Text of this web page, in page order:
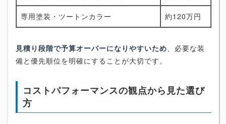
専用塗装・ツートンカラー 約120万円
見積り段階で予算オーバーになりやすいため 、必要な装
備と優先順位を明確にすることが大切です。
コストパフォーマンスの観点から見た選び
方